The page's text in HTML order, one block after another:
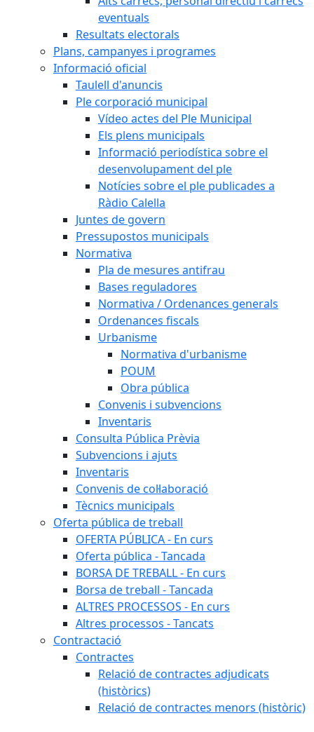
eventuals
Resultats electorals
Plans, campanyes i programes
Informació oficial
Taulell d'anuncis
Ple corporació municipal
Vídeo actes del Ple Municipal
Els plens municipals
Informació periodística sobre el
desenvolupament del ple
Notícies sobre el ple publicades a
Ràdio Calella
Juntes de govern
Pressupostos municipals
Normativa
Pla de mesures antifrau
Bases reguladores
Normativa / Ordenances generals
Ordenances fiscals
Urbanisme
Normativa d'urbanisme
POUM
Obra pública
Convenis i subvencions
Inventaris
Consulta Pública Prèvia
Subvencions i ajuts
Inventaris
Convenis de col·laboració
Tècnics municipals
Oferta pública de treball
OFERTA PÚBLICA - En curs
Oferta pública - Tancada
BORSA DE TREBALL - En curs
Borsa de treball - Tancada
ALTRES PROCESSOS - En curs
Altres processos - Tancats
Contractació
Contractes
Relació de contractes adjudicats
(històrics)
Relació de contractes menors (històric)